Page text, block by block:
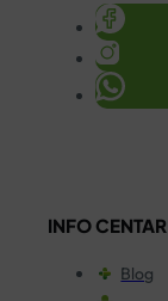
INFO CENTAR
Blog